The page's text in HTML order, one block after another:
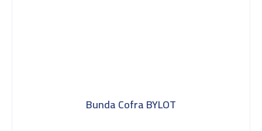
Bunda Cofra BYLOT